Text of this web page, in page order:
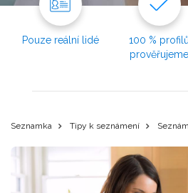
Pouze reální lidé
100 %
prověřujeme
Seznamka Tipy k seznámení